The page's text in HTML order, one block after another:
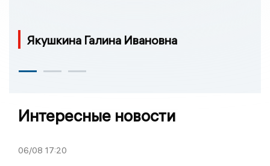
Якушкина Галина Ивановна
Интересные новости
06/08 17:20